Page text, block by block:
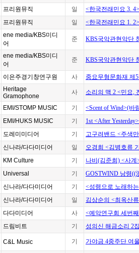
프리원뮤직 일
<한국전래민요 3.
프리원뮤직 일 <한국전래민요 1.
ene media/KBS미디
어
준 KBS국악관현악단
ene media/KBS미디
어
준 KBS국악관현악단
이은주경기창연구원 사 중요무형문화재 제
Heritage
Gramophone
사 소리의 맥 2 <민요,
EMI/STOMP MUSIC 기
<Scent of Wind>(바
EMI/HUKS MUSIC 기
1st <After
도레미미디어 기
고구려밴드 <주색
신나라/다다미디어 일
오경희 <김병호류
KM Culture 기
나비(김준희) <사계
Universal 기
GOSTWIND 낭령((
신나라/다다미디어 기
<성령으로 노래하
신나라/다다미디어 일
김상순의 <최옥산
다다미디어 사
<예악연구회 세번
드림비트 기
성의신 해금소리 2
C&L Music 기 가야금 4중주단 여